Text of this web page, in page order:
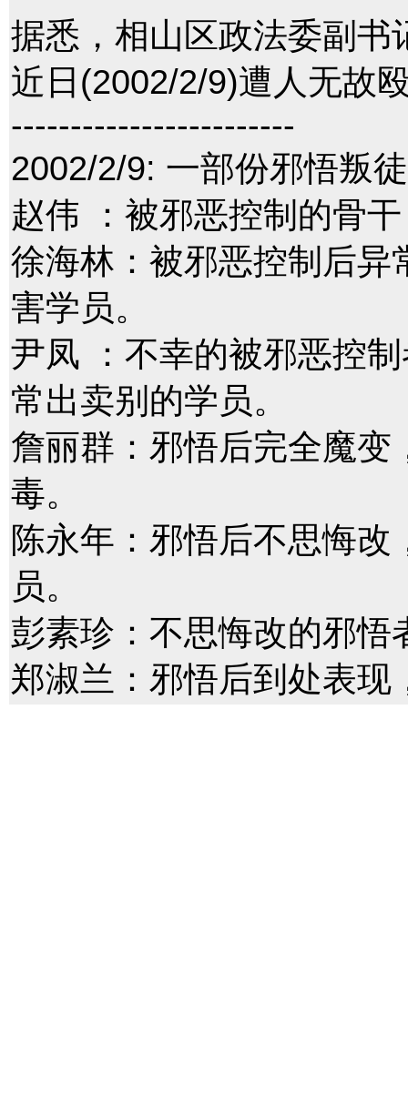
据悉，相山区政法委副
近日(2002/2/9)遭人无故
------------------------
2002/2/9: 一部份邪悟叛
赵伟 ：被邪恶控制的骨
徐海林：被邪恶控制后
害学员。
尹凤 ：不幸的被邪恶控
常出卖别的学员。
詹丽群：邪悟后完全魔
毒。
陈永年：邪悟后不思悔
员。
彭素珍：不思悔改的邪悟
郑淑兰：邪悟后到处表现